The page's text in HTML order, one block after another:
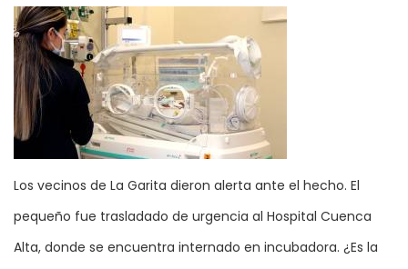
Los vecinos de La Garita dieron alerta ante el hecho. El
pequeño fue trasladado de urgencia al Hospital Cuenca
Alta, donde se encuentra internado en incubadora. ¿Es la